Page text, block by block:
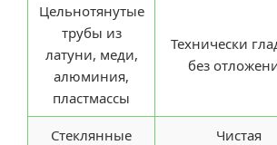
Цельнотянутые
трубы из
латуни, меди,
алюминия,
пластмассы
Технически
без
Стеклянные Чистая